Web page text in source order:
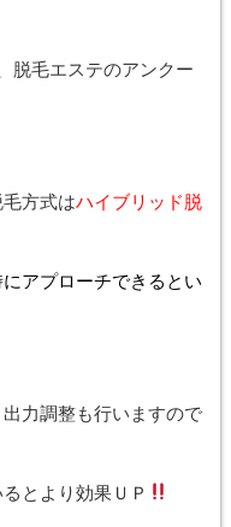
脱毛エステのアンクー
方式はハイブリッド脱
アプローチできるとい
力調整も行いますので
とより効果ＵＰ